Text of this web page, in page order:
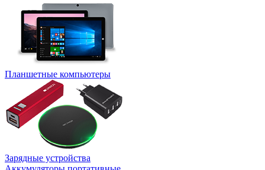
Планшетные компьютеры
Зарядные устройства